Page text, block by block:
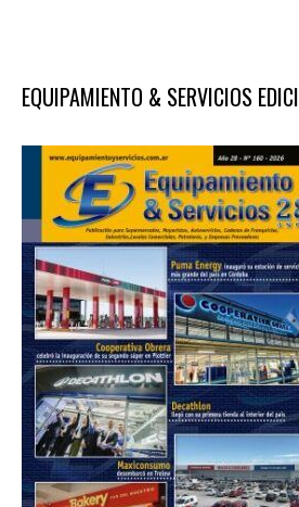
EQUIPAMIENTO & SERVICIOS